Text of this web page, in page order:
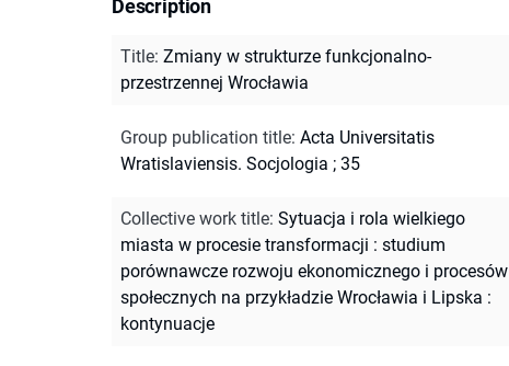
Description
Title: Zmiany w strukturze funkcjonalno-
przestrzennej Wrocławia
Group publication title: Acta Universitatis
Wratislaviensis. Socjologia ; 35
Collective work title: Sytuacja i rola wielkiego
miasta w procesie transformacji : studium
porównawcze rozwoju ekonomicznego i procesów
społecznych na przykładzie Wrocławia i Lipska :
kontynuacje